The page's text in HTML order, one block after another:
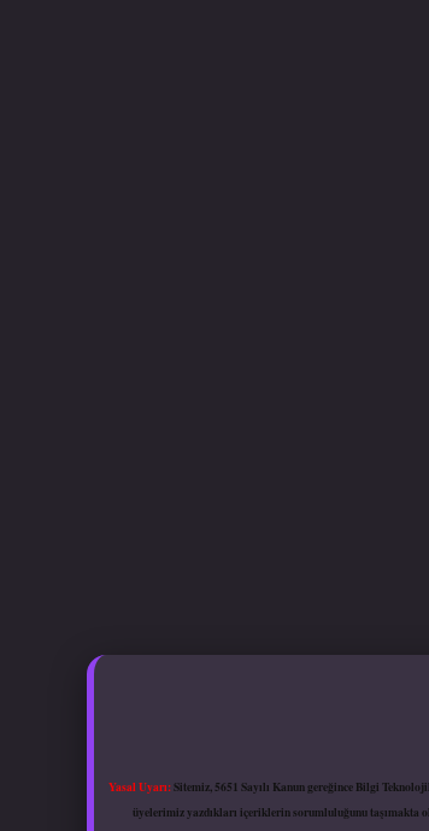
Yasal Uyarı:Sitemiz, 5651 Sayılı Kanun gereğince Bilgi
üyelerimiz yazdıkları içeriklerin sorumluluğunu taşımakta